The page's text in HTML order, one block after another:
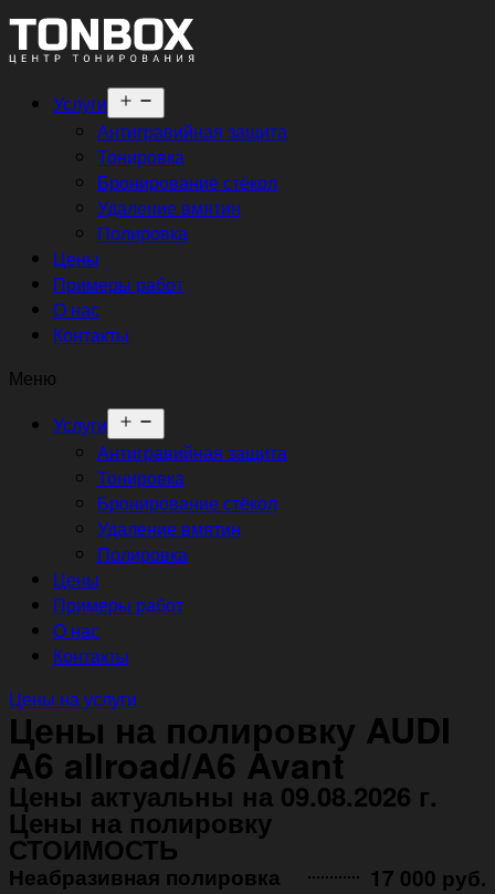
Услуги
меню
Антигравийная защита
Тонировка
Бронирование стёкол
Удаление вмятин
Полировка
Цены
Примеры работ
О нас
Контакты
Меню
Услуги
меню
Антигравийная защита
Тонировка
Бронирование стёкол
Удаление вмятин
Полировка
Цены
Примеры работ
О нас
Контакты
Цены на услуги
Цены на полировку AUDI
A6 allroad/A6 Avant
Цены актуальны на 09.08.2026 г.
Цены на полировку
СТОИМОСТЬ
Неабразивная полировка ㅤㅤㅤㅤ ㅤㅤㅤㅤ ㅤㅤㅤ 17 000 руб.